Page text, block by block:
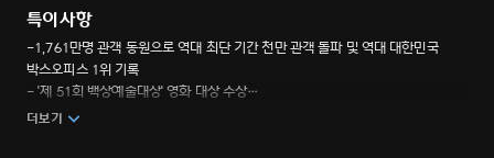
특이사항
-1,761만명 관객 동원으로 역대 최단 기간 천만 관객 돌파 및 역대 대한민국
박스오피스 1위 기록
- '제 51회 백상예술대상' 영화 대상 수상
- '제 35회 청룡영화상' 감독상, 한국영화 최다관객상 수상
더보기